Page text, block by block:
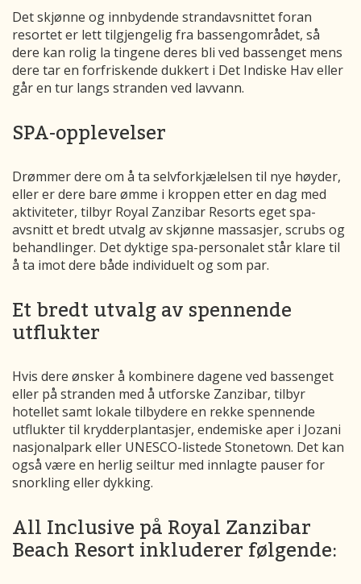
Det skjønne og innbydende strandavsnittet foran
resortet er lett tilgjengelig fra bassengområdet, så
dere kan rolig la tingene deres bli ved bassenget mens
dere tar en forfriskende dukkert i Det Indiske Hav eller
går en tur langs stranden ved lavvann.
SPA-opplevelser
Drømmer dere om å ta selvforkjælelsen til nye høyder,
eller er dere bare ømme i kroppen etter en dag med
aktiviteter, tilbyr Royal Zanzibar Resorts eget spa-
avsnitt et bredt utvalg av skjønne massasjer, scrubs og
behandlinger. Det dyktige spa-personalet står klare til
å ta imot dere både individuelt og som par.
Et bredt utvalg av spennende
utflukter
Hvis dere ønsker å kombinere dagene ved bassenget
eller på stranden med å utforske Zanzibar, tilbyr
hotellet samt lokale tilbydere en rekke spennende
utflukter til krydderplantasjer, endemiske aper i Jozani
nasjonalpark eller UNESCO-listede Stonetown. Det kan
også være en herlig seiltur med innlagte pauser for
snorkling eller dykking.
All Inclusive på Royal Zanzibar
Beach Resort inkluderer følgende: